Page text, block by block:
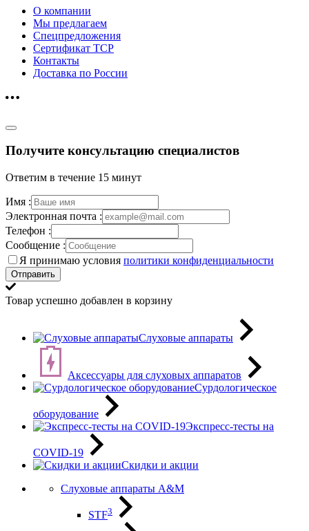
О компании
Мы предлагаем
Спецпредложения
Сертификат ТСР
Контакты
Доставка по России
Получите консультацию специалистов
Ответим в течение 15 минут
Имя :
Электронная почта :
Телефон :
Сообщение :
Я принимаю условия политики конфиденциальности
Отправить
Товар успешно добавлен в корзину
Слуховые аппараты
Аксессуары для слуховых аппаратов
Сурдологическое
оборудование
Экспресс-тесты на
COVID-19
Скидки и акции
Слуховые аппараты A&M
STF3